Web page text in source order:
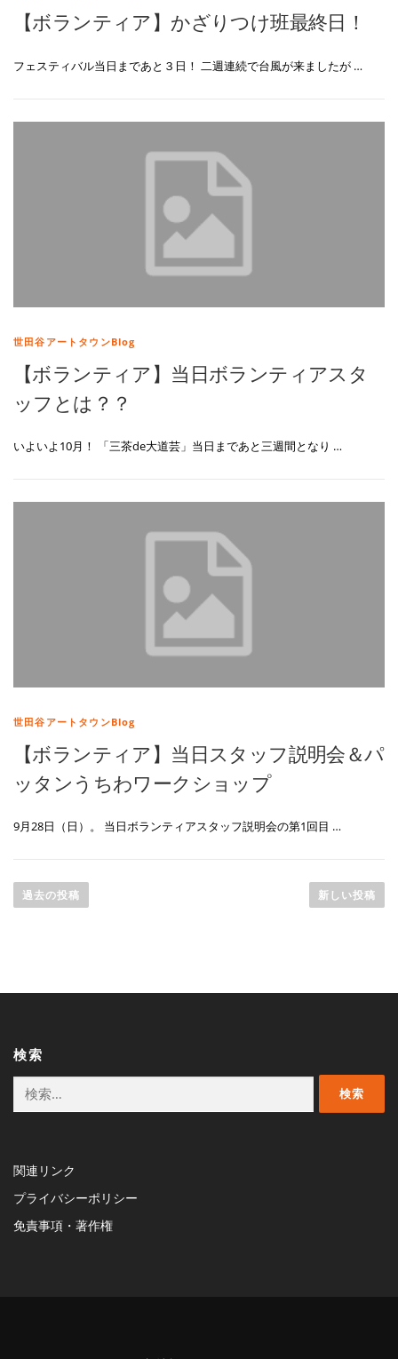
【ボランティア】かざりつけ班最終日！
フェスティバル当日まであと３日！ 二週連続で台風が来ましたが …
世田谷アートタウンBlog
【ボランティア】当日ボランティアスタ
ッフとは？？
いよいよ10月！ 「三茶de大道芸」当日まであと三週間となり …
世田谷アートタウンBlog
【ボランティア】当日スタッフ説明会＆パ
ッタンうちわワークショップ
9月28日（日）。 当日ボランティアスタッフ説明会の第1回目 …
稿
ン
過去の投稿 新しい投稿
検索
索:
関連リンク
プライバシーポリシー
免責事項・著作権